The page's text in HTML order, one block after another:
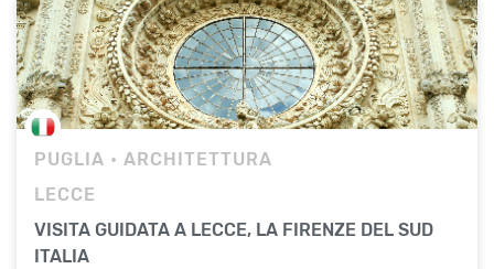
PUGLIA • ARCHITETTURA
LECCE
VISITA GUIDATA A LECCE, LA FIRENZE DEL SUD
ITALIA